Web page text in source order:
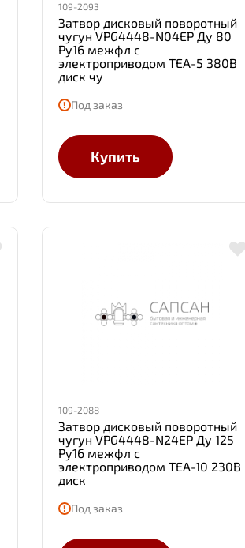
109-2093
Затвор дисковый поворотный
чугун VPG4448-N04EP Ду 80
Ру16 межфл с
электроприводом TEA-5 380В
диск чу
Под заказ
Купить
109-2088
Затвор дисковый поворотный
чугун VPG4448-N24EP Ду 125
Ру16 межфл с
электроприводом TEA-10 230В
диск
Под заказ